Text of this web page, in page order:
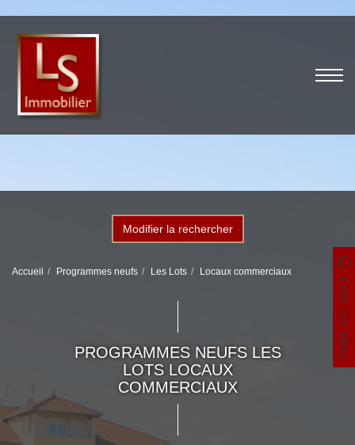
Modifier la rechercher
Accueil Programmes neufs Les Lots Locaux commerciaux
PROGRAMMES NEUFS LES
LOTS LOCAUX
COMMERCIAUX
Créer une alerte